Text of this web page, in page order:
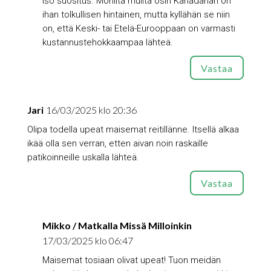
ihan tolkullisen hintainen, mutta kyllähän se niin
on, että Keski- tai Etelä-Eurooppaan on varmasti
kustannustehokkaampaa lähteä.
Vastaa
Jari 16/03/2025 klo 20:36
Olipa todella upeat maisemat reitillänne. Itsellä alkaa
ikää olla sen verran, etten aivan noin raskaille
patikoinneille uskalla lähteä.
Vastaa
Mikko / Matkalla Missä Milloinkin
17/03/2025 klo 06:47
Maisemat tosiaan olivat upeat! Tuon meidän